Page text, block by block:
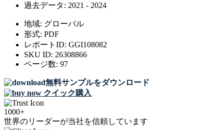
過去データ: 2021 - 2024
地域: グローバル
形式: PDF
レポートID: GGI108082
SKU ID: 26308866
ページ数: 97
無料サンプルをダウンロード
クイック購入
1000+
世界のリーダーが当社を信頼しています